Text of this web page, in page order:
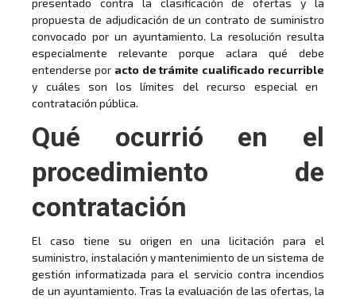
propuesta de adjudicación de un contrato de suministro
convocado por un ayuntamiento. La resolución resulta
especialmente relevante porque aclara qué debe
entenderse por acto de trámite cualificado recurrible
y cuáles son los límites del recurso especial en
contratación pública.
Qué ocurrió en el
procedimiento de
contratación
El caso tiene su origen en una licitación para el
suministro, instalación y mantenimiento de un sistema de
gestión informatizada para el servicio contra incendios
de un ayuntamiento. Tras la evaluación de las ofertas, la